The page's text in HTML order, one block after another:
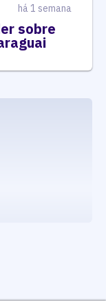
há 1 semana
sobre